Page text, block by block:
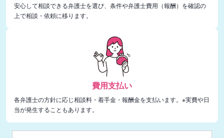
安心して相談できる弁護士を選び、条件や弁護士費用（報酬）を確認の
上で相談・依頼に移ります。
費用支払い
各弁護士の方針に応じ相談料・着手金・報酬金を支払います。※実費や日
当が発生することもあります。